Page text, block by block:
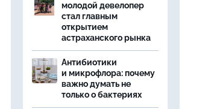
молодой девелопер
стал главным
открытием
астраханского рынка
Антибиотики
и микрофлора: почему
важно думать не
только о бактериях